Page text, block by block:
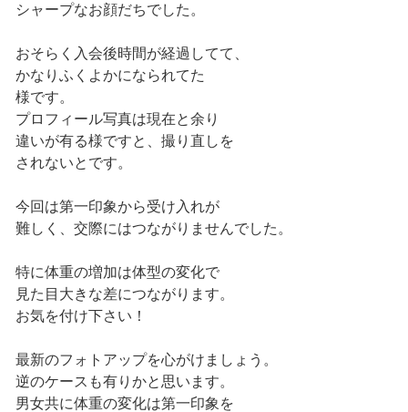
シャープなお顔だちでした。
おそらく入会後時間が経過してて、
かなりふくよかになられてた
様です。
プロフィール写真は現在と余り
違いが有る様ですと、撮り直しを
されないとです。
今回は第一印象から受け入れが
難しく、交際にはつながりませんでした。
特に体重の増加は体型の変化で
見た目大きな差につながります。
お気を付け下さい！
最新のフォトアップを心がけましょう。
逆のケースも有りかと思います。
男女共に体重の変化は第一印象を